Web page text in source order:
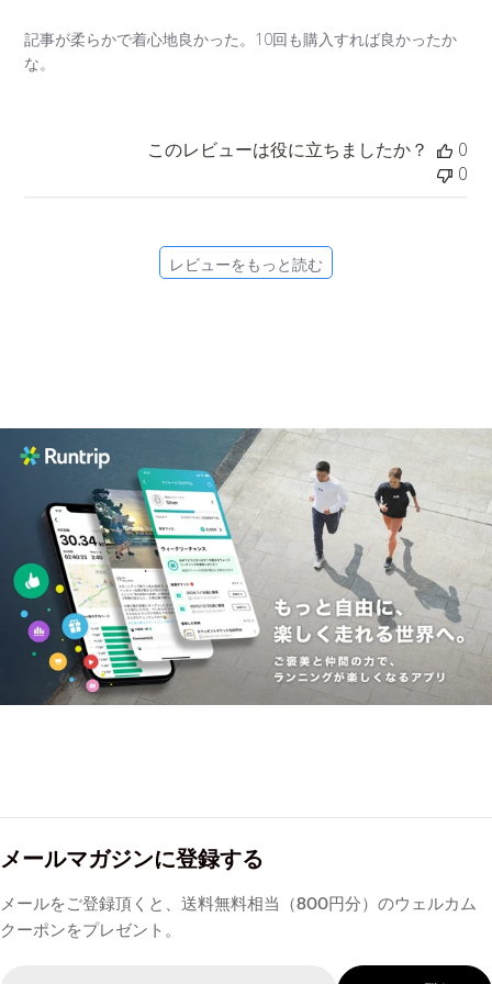
記事が柔らかで着心地良かった。10回も購入すれば良かったか
な。
このレビューは役に立ちましたか？
0
0
レビューをもっと読む
メールマガジンに登録する
メールをご登録頂くと、送料無料相当（800円分）のウェルカム
クーポンをプレゼント。